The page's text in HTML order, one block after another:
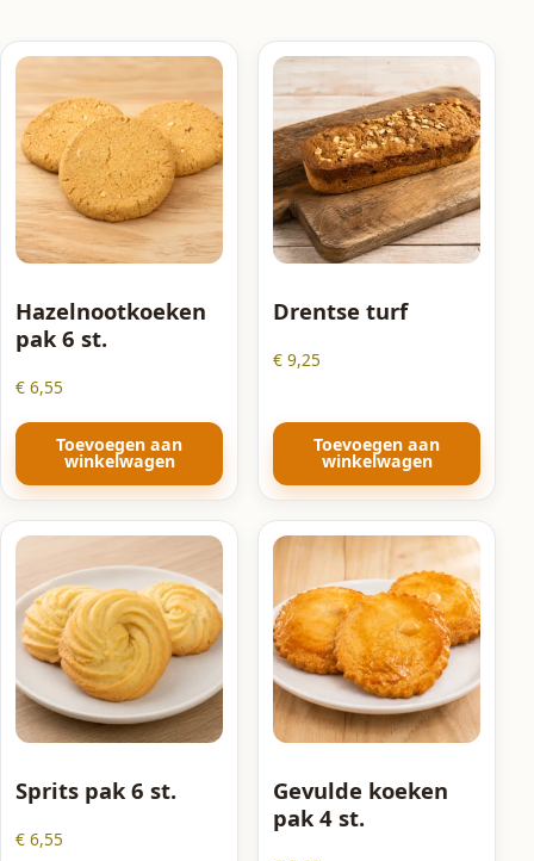
Hazelnootkoeken
pak 6 st.
€ 6,55
Toevoegen aan
winkelwagen
Drentse turf
€ 9,25
Toevoegen aan
winkelwagen
Sprits pak 6 st.
€ 6,55
Gevulde koeken
pak 4 st.